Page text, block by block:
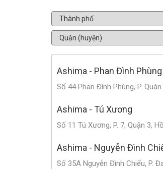
Ashima - Phan Đình Phùng
Số 44 Phan Đình Phùng, P.
Ashima - Tú Xương
Số 11 Tú Xương, P. 7, Quận 3,
Ashima - Nguyễn Đình
Số 35A Nguyễn Đình Chiểu, P.